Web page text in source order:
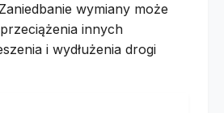
wymiany może
innych
i wydłużenia drogi